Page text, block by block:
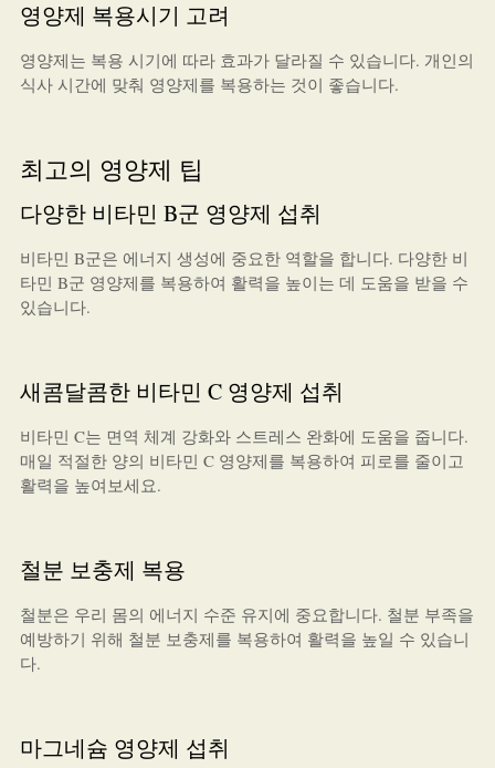
영양제 복용시기 고려
영양제는 복용 시기에 따라 효과가 달라질 수 있습니다. 개인의
식사 시간에 맞춰 영양제를 복용하는 것이 좋습니다.
최고의 영양제 팁
다양한 비타민 B군 영양제 섭취
비타민 B군은 에너지 생성에 중요한 역할을 합니다. 다양한 비
타민 B군 영양제를 복용하여 활력을 높이는 데 도움을 받을 수
있습니다.
새콤달콤한 비타민 C 영양제 섭취
비타민 C는 면역 체계 강화와 스트레스 완화에 도움을 줍니다.
매일 적절한 양의 비타민 C 영양제를 복용하여 피로를 줄이고
활력을 높여보세요.
철분 보충제 복용
철분은 우리 몸의 에너지 수준 유지에 중요합니다. 철분 부족을
예방하기 위해 철분 보충제를 복용하여 활력을 높일 수 있습니
다.
마그네슘 영양제 섭취